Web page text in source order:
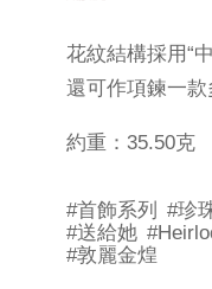
花紋結構採用“
還可作項鍊一款
約重：35.50克
#首飾系列 #珍
#送給她
#敦麗金煌